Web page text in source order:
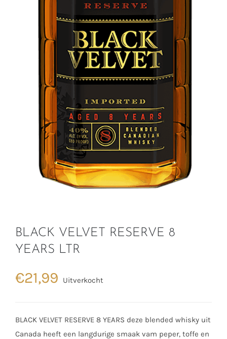
BLACK VELVET RESERVE 8
YEARS LTR
€21,99 Uitverkocht
BLACK VELVET RESERVE 8 YEARS deze blended whisky uit
Canada heeft een langdurige smaak vam peper, toffe en